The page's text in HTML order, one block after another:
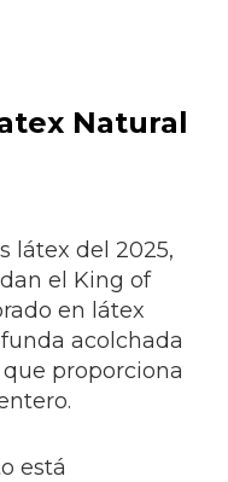
Natural
látex del 2025,
el King of
en látex
acolchada
proporciona
está